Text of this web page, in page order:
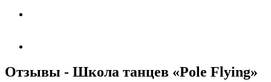
Отзывы - Школа танцев «Pole Flying»